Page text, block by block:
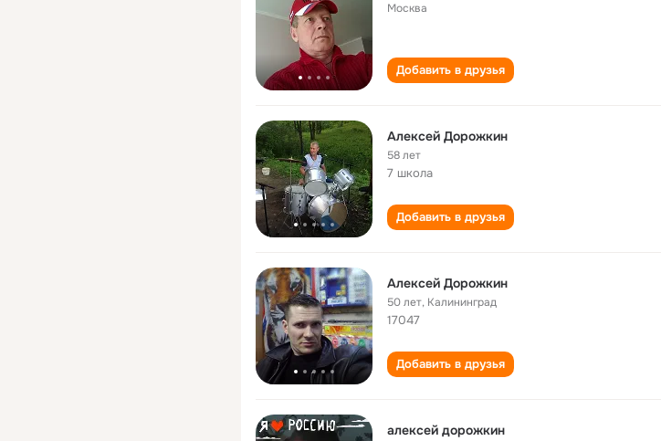
Москва
Добавить в друзья
Алексей Дорожкин
58 лет
7 школа
Добавить в друзья
Алексей Дорожкин
50 лет, Калининград
17047
Добавить в друзья
алексей дорожкин